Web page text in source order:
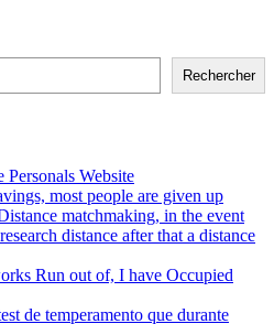
Rechercher
Website
most people are given up
matchmaking, in the event
distance after that a distance
Run out of, I have Occupied
de temperamento que durante